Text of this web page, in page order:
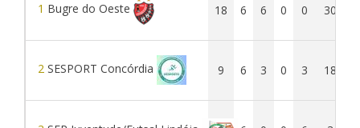
1 Bugre do Oeste 18 6 6 0 0 30
2 SESPORT Concórdia 9 6 3 0 3 18